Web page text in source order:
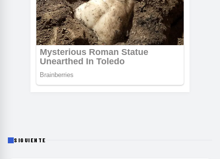
SIGUIENTE